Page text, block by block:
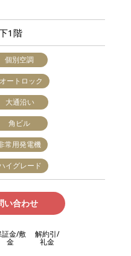
1階
個別空調
オートロック
大通沿い
角ビル
常用発電機
イグレード
い合わせ
証金/敷
金
解約引/
礼金